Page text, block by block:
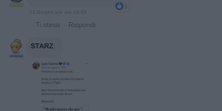
1
23 Giugno alle ore 06:59
· Ti stimo · Rispondi
STARZ: